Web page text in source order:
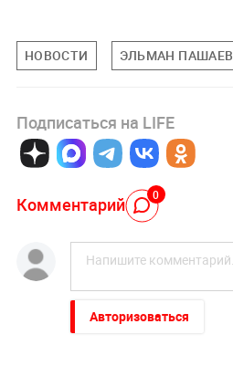
НОВОСТИ ЭЛЬМАН ПАШАЕВ
Подписаться на LIFE
Комментарий 0
Авторизоваться